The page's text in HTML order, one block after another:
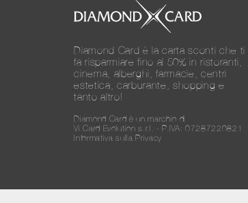
Diamond Card è la carta sconti che ti
fa risparmiare fino al 50% in ristoranti,
cinema, alberghi, farmacie, centri
estetica, carburante, shopping e
tanto altro!
Diamond Card è un marchio di
Vi.Card Evolution s.r.l. - P.IVA: 07287220821
Informativa sulla Privacy